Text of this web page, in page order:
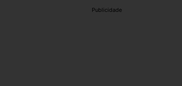
Publicidade